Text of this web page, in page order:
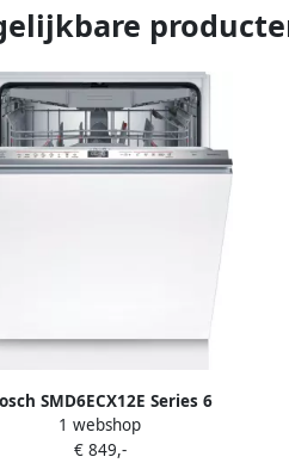
SMD6ECX12E Series 6
Volledig
Home Connect
1 webshop
€ 849,-